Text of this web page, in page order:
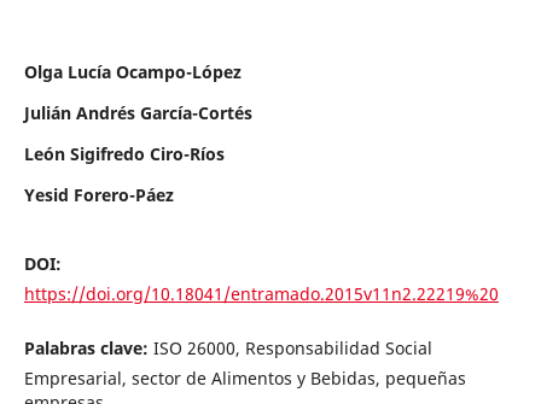
Olga Lucía Ocampo-López
Julián Andrés García-Cortés
León Sigifredo Ciro-Ríos
Yesid Forero-Páez
DOI:
https://doi.org/10.18041/entramado.2015v11n2.22219%20
Palabras clave: ISO 26000, Responsabilidad Social
Empresarial, sector de Alimentos y Bebidas, pequeñas